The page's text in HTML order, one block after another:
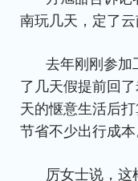
南玩几天，定了云
去年刚刚参加
了几天假提前回
天的惬意生活后
节省不少出行成本
厉女士说，